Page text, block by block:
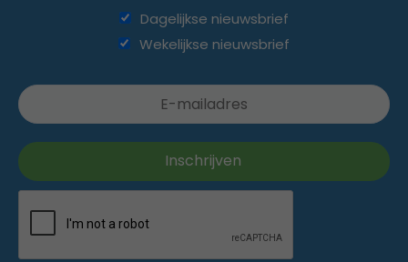
Dagelijkse nieuwsbrief
Wekelijkse nieuwsbrief